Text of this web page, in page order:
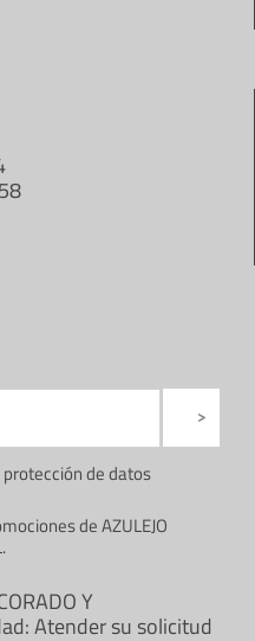
de datos
de AZULEJO
Y
Atender su solicitud